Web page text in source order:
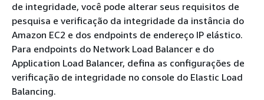
de integridade, você pode alterar seus requisitos de
pesquisa e verificação da integridade da instância do
Amazon EC2 e dos endpoints de endereço IP elástico.
Para endpoints do Network Load Balancer e do
Application Load Balancer, defina as configurações de
verificação de integridade no console do Elastic Load
Balancing.